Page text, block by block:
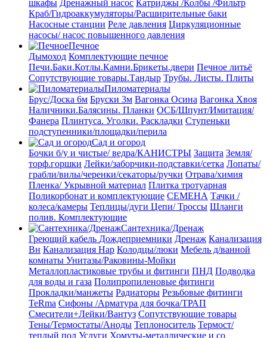
шкафы Дренажный насос Катриджы /Колбы /Фильтр
Краб/Гидроаккумуляторы/Расширительные баки
Насосные станции Реле давления Циркуляционные
насосы/ насос повышенного давления
Печное
Дымоход Комплектующие печное
Печи.Баки.Котлы.Камни.Брикеты.двери Печное литьё
Сопутствующие товары.Тандыр Трубы. Листы. Плиты
Пиломатериалы
Брус/Доска 6м Бруски 3м Вагонка Осина Вагонка Хвоя
Наличники.Балясины. Планки ОСБ/Шпунт/Имитация/
Фанера Плинтуса. Уголки. Раскладки Ступеньки
подступенники/площадки/перила
Сад и огород
Бочки б/у и чистые/ ведра/КАНИСТРЫ Защита Земля/
торф.горшки Лейки/заборчики-подставки/сетка Лопаты/
грабли/вилы/черенки/секаторы/ручки Отрава/химия
Пленка/ Укрывной материал Плитка тротуарная
Поликорбонат и комплектующие СЕМЕНА Тачки /
колеса/камеры Теплицы/дуги Цепи/ Троссы Шланги
полив. Комплектующие
Сантехника/Дренаж
Греющий кабель Дождеприемники Дренаж Канализация
Вн Канализация Нар Колодцы/люки Мебель д/ванной
комнаты Унитазы/Раковины-Мойки
Металлопластиковые трубы и фитинги ПНД Подводка
для воды и газа Полипропиленовые фитинги
Прокладки/манжеты Радиаторы Резьбовые фитинги
TeRma Сифоны /Арматура для бочка/ТРАП
Смесители+Лейки/Вантуз Сопутствующие товары
Тены/Термостаты/Аноды Теплоноситель Термост/
теплый пол Услуги Хомуты-металлические и со